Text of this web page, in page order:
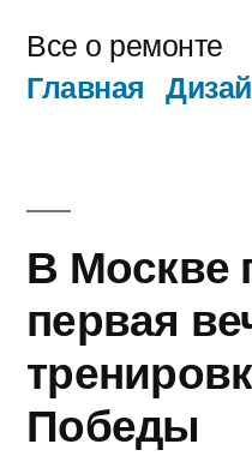
содержимому
Все о ремонте
Главная
В Москве
первая
Победы